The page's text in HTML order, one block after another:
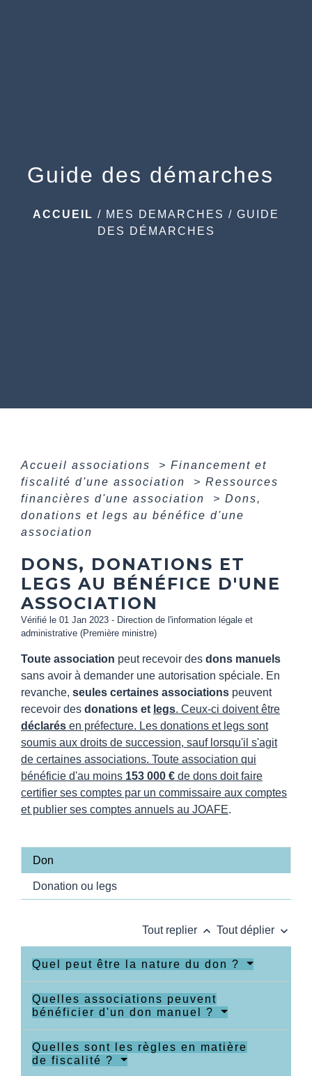
Guide des démarches
ACCUEIL / MES DEMARCHES / GUIDE
DES DÉMARCHES
Accueil associations > Financement et
fiscalité d'une association
> Ressources
financières d'une association
> Dons,
donations et legs au bénéfice d'une
association
DONS, DONATIONS ET
LEGS AU BÉNÉFICE D'UNE
ASSOCIATION
Vérifié le 01 Jan 2023 - Direction de l'information légale et
administrative (Première ministre)
Toute association peut recevoir des dons manuels
sans avoir à demander une autorisation spéciale. En
revanche, seules certaines associations peuvent
recevoir des donations et legs. Ceux-ci doivent être
déclarés en préfecture. Les donations et legs sont
soumis aux droits de succession, sauf lorsqu'il s'agit
de certaines associations. Toute association qui
bénéficie d'au moins 153 000 € de dons doit faire
certifier ses comptes par un commissaire aux comptes
et publier ses comptes annuels au JOAFE.
Don
Donation ou legs
Tout replier keyboard_arrow_up Tout déplier keyboard_arrow_down
Quel peut être la nature du don ?
Quelles associations peuvent
bénéficier d'un don manuel ?
Quelles sont les règles en matière
de fiscalité ?